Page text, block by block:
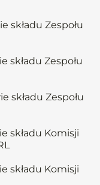
składu Zespołu
składu Zespołu
składu Zespołu
składu Komisji
składu Komisji